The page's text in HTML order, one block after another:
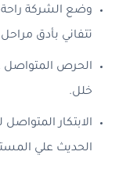
وضع الشركة راحة
تتفاني بأدق
الحرص المتواصل
خلل.
الابتكار
الحديث علي